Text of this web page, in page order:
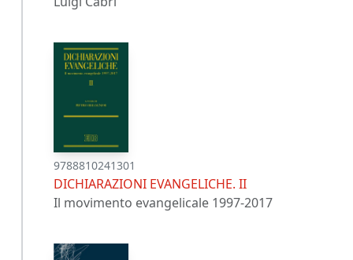
9788810241301
DICHIARAZIONI EVANGELICHE. II
Il movimento evangelicale 1997-2017